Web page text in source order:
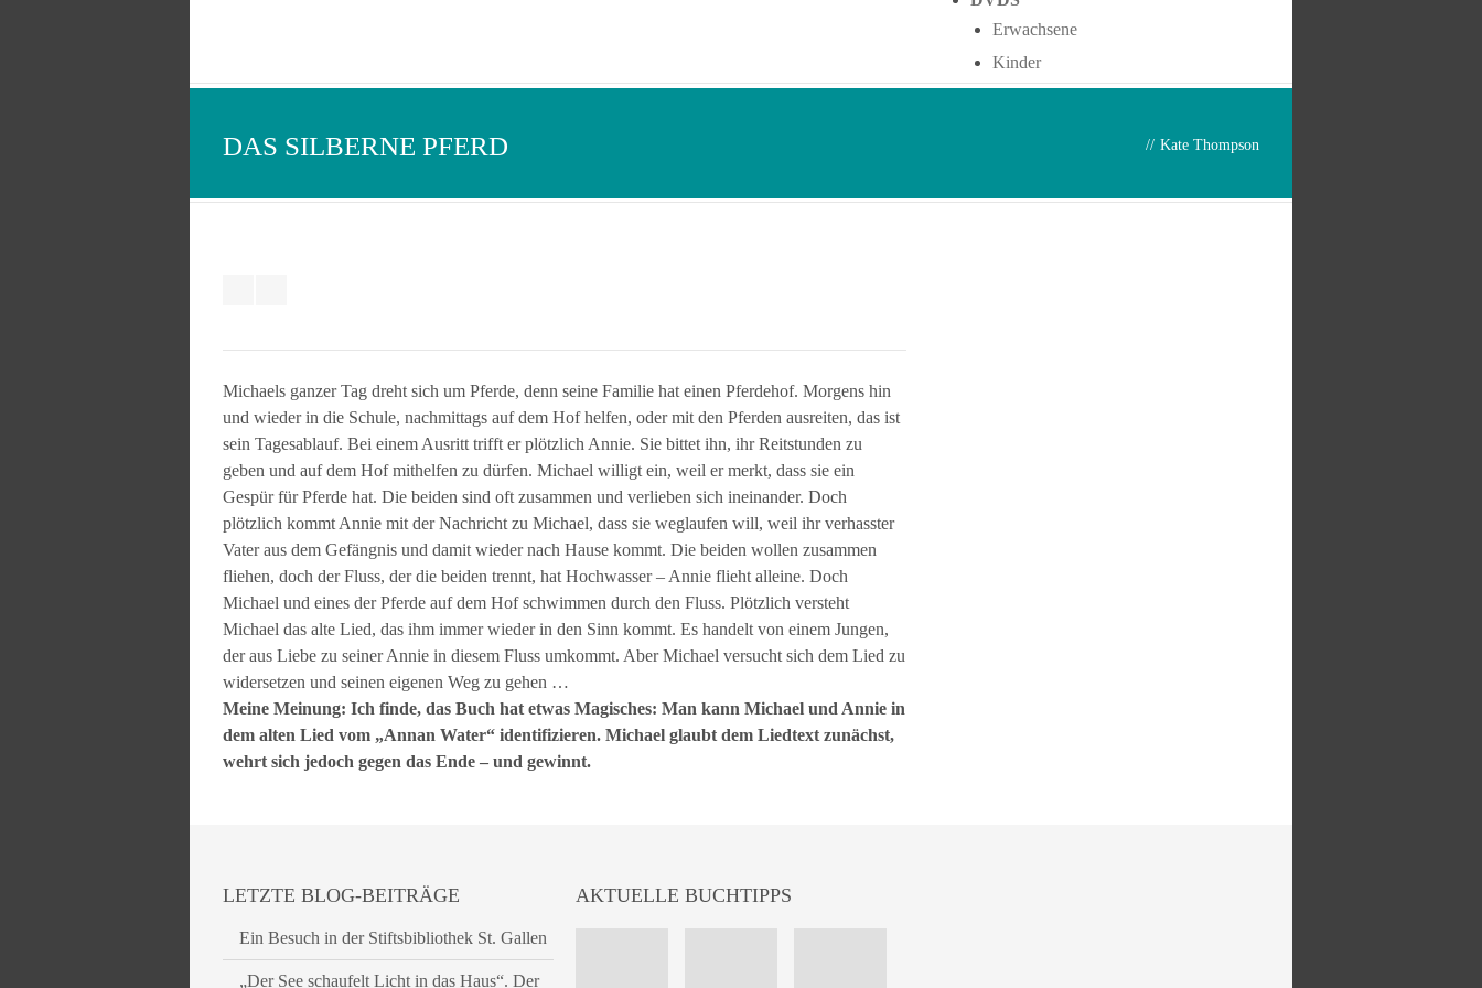
Erwachsene
Kinder
DAS SILBERNE PFERD // Kate Thompson
Michaels ganzer Tag dreht sich um Pferde, denn seine Familie hat einen Pferdehof. Morgens hin
und wieder in die Schule, nachmittags auf dem Hof helfen, oder mit den Pferden ausreiten, das ist
sein Tagesablauf. Bei einem Ausritt trifft er plötzlich Annie. Sie bittet ihn, ihr Reitstunden zu
geben und auf dem Hof mithelfen zu dürfen. Michael willigt ein, weil er merkt, dass sie ein
Gespür für Pferde hat. Die beiden sind oft zusammen und verlieben sich ineinander. Doch
plötzlich kommt Annie mit der Nachricht zu Michael, dass sie weglaufen will, weil ihr verhasster
Vater aus dem Gefängnis und damit wieder nach Hause kommt. Die beiden wollen zusammen
fliehen, doch der Fluss, der die beiden trennt, hat Hochwasser – Annie flieht alleine. Doch
Michael und eines der Pferde auf dem Hof schwimmen durch den Fluss. Plötzlich versteht
Michael das alte Lied, das ihm immer wieder in den Sinn kommt. Es handelt von einem Jungen,
der aus Liebe zu seiner Annie in diesem Fluss umkommt. Aber Michael versucht sich dem Lied zu
widersetzen und seinen eigenen Weg zu gehen …
Meine Meinung: Ich finde, das Buch hat etwas Magisches: Man kann Michael und Annie in
dem alten Lied vom „Annan Water“ identifizieren. Michael glaubt dem Liedtext zunächst,
wehrt sich jedoch gegen das Ende – und gewinnt.
LETZTE BLOG-BEITRÄGE
Ein Besuch in der Stiftsbibliothek St. Gallen
„Der See schaufelt Licht in das Haus“. Der
AKTUELLE BUCHTIPPS